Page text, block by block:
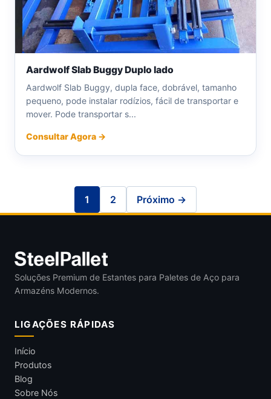
Aardwolf Slab Buggy Duplo lado
Aardwolf Slab Buggy, dupla face, dobrável, tamanho
pequeno, pode instalar rodízios, fácil de transportar e
mover. Pode transportar s...
Consultar Agora →
1 2 Próximo →
Soluções Premium de Estantes para Paletes de Aço para
Armazéns Modernos.
LIGAÇÕES RÁPIDAS
Início
Produtos
Blog
Sobre Nós